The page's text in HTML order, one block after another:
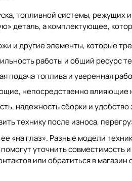
топливной системы,
деталь, а комплектующее,
и другие элементы, которые
работы и общий ресурс
подача топлива и уверенная
непосредственно влияющие
надежность сборки и удобство
технику после износа,
«на глаз». Разные модели
уточнить
или обратиться в